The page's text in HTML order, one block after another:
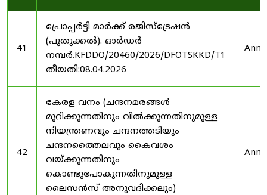
41
പ്രോപ്പർട്ടി മാർക്ക് രജിസ്ട്രേഷൻ
(പുതുക്കൽ). ഓർഡർ
നമ്പർ.KFDDO/20460/2026/DFOTSKKD/T1
തീയതി:08.04.2026
42
കേരള വനം (ചന്ദനമരങ്ങൾ
മുറിക്കുന്നതിനും വിൽക്കുന്നതിനുമുള്ള
നിയന്ത്രണവും ചന്ദനത്തടിയും
ചന്ദനത്തൈലവും കൈവശം
വയ്ക്കുന്നതിനും
കൊണ്ടുപോകുന്നതിനുമുള്ള
ലൈസൻസ് അനുവദിക്കലും)